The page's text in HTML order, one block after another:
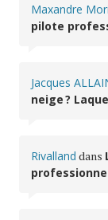
Maxandre
pilote
Jacques
neige ?
Rivalland dans